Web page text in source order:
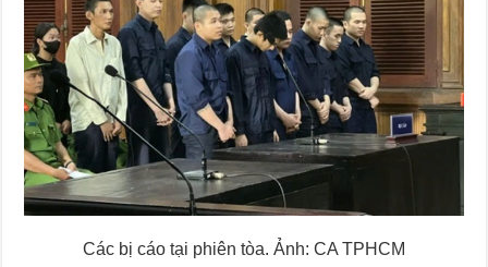
Các bị cáo tại phiên tòa. Ảnh: CA TPHCM